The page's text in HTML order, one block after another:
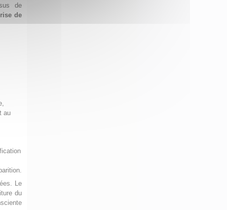
de
de
au
Le
du